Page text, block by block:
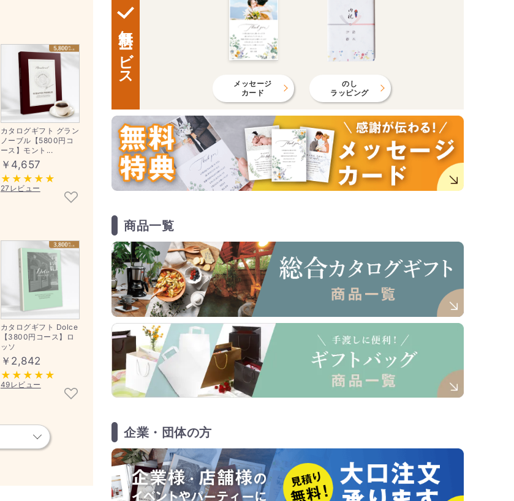
無料サービス
メッセージ
カード
のし
ラッピング
商品一覧
企業・団体の方
カタログギフト グラン
ノーブル【5800円コ
ース】モント...
￥4,657
27レビュー
カタログギフト Dolce
【3800円コース】ロ
ッソ
￥2,842
49レビュー